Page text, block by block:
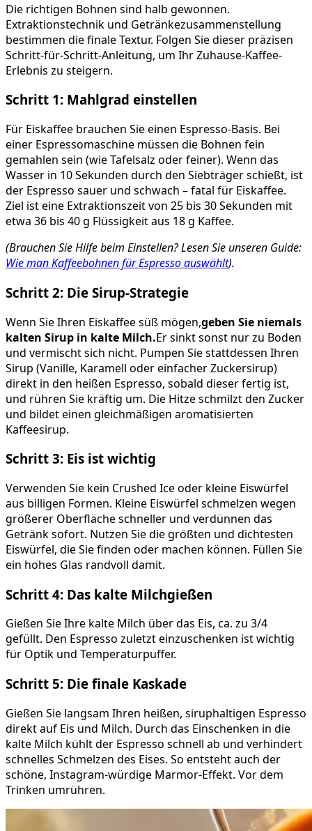
Die richtigen Bohnen sind halb gewonnen.
Extraktionstechnik und Getränkezusammenstellung
bestimmen die finale Textur. Folgen Sie dieser präzisen
Schritt-für-Schritt-Anleitung, um Ihr Zuhause-Kaffee-
Erlebnis zu steigern.
Schritt 1: Mahlgrad einstellen
Für Eiskaffee brauchen Sie einen Espresso-Basis. Bei
einer Espressomaschine müssen die Bohnen fein
gemahlen sein (wie Tafelsalz oder feiner). Wenn das
Wasser in 10 Sekunden durch den Siebträger schießt, ist
der Espresso sauer und schwach – fatal für Eiskaffee.
Ziel ist eine Extraktionszeit von 25 bis 30 Sekunden mit
etwa 36 bis 40 g Flüssigkeit aus 18 g Kaffee.
(Brauchen Sie Hilfe beim Einstellen? Lesen Sie unseren Guide:
Wie man Kaffeebohnen für Espresso auswählt).
Schritt 2: Die Sirup-Strategie
Wenn Sie Ihren Eiskaffee süß mögen,geben Sie niemals
kalten Sirup in kalte Milch.Er sinkt sonst nur zu Boden
und vermischt sich nicht. Pumpen Sie stattdessen Ihren
Sirup (Vanille, Karamell oder einfacher Zuckersirup)
direkt in den heißen Espresso, sobald dieser fertig ist,
und rühren Sie kräftig um. Die Hitze schmilzt den Zucker
und bildet einen gleichmäßigen aromatisierten
Kaffeesirup.
Schritt 3: Eis ist wichtig
Verwenden Sie kein Crushed Ice oder kleine Eiswürfel
aus billigen Formen. Kleine Eiswürfel schmelzen wegen
größerer Oberfläche schneller und verdünnen das
Getränk sofort. Nutzen Sie die größten und dichtesten
Eiswürfel, die Sie finden oder machen können. Füllen Sie
ein hohes Glas randvoll damit.
Schritt 4: Das kalte Milchgießen
Gießen Sie Ihre kalte Milch über das Eis, ca. zu 3/4
gefüllt. Den Espresso zuletzt einzuschenken ist wichtig
für Optik und Temperaturpuffer.
Schritt 5: Die finale Kaskade
Gießen Sie langsam Ihren heißen, siruphaltigen Espresso
direkt auf Eis und Milch. Durch das Einschenken in die
kalte Milch kühlt der Espresso schnell ab und verhindert
schnelles Schmelzen des Eises. So entsteht auch der
schöne, Instagram-würdige Marmor-Effekt. Vor dem
Trinken umrühren.